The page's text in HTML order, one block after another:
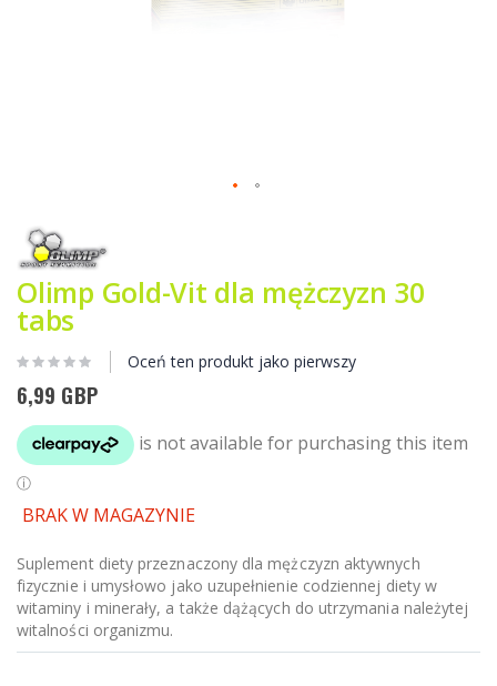
na
początek
galerii
Olimp Gold-Vit dla mężczyzn 30
tabs
Oceń ten produkt jako pierwszy
6,99 GBP
BRAK W MAGAZYNIE
Suplement diety przeznaczony dla mężczyzn aktywnych
fizycznie i umysłowo jako uzupełnienie codziennej diety w
witaminy i minerały, a także dążących do utrzymania należytej
witalności organizmu.